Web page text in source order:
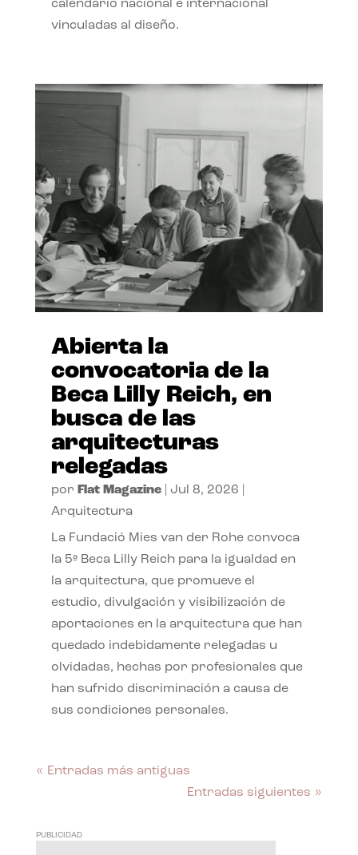
calendario nacional e internacional
vinculadas al diseño.
Abierta la
convocatoria de la
Beca Lilly Reich, en
busca de las
arquitecturas
relegadas
por Flat Magazine| Jul 8, 2026
Arquitectura
La Fundació Mies van der Rohe convoca
la 5ª Beca Lilly Reich para la igualdad en
la arquitectura, que promueve el
estudio, divulgación y visibilización de
aportaciones en la arquitectura que han
quedado indebidamente relegadas u
olvidadas, hechas por profesionales que
han sufrido discriminación a causa de
sus condiciones personales.
« Entradas más antiguas
Entradas siguientes »
PUBLICIDAD